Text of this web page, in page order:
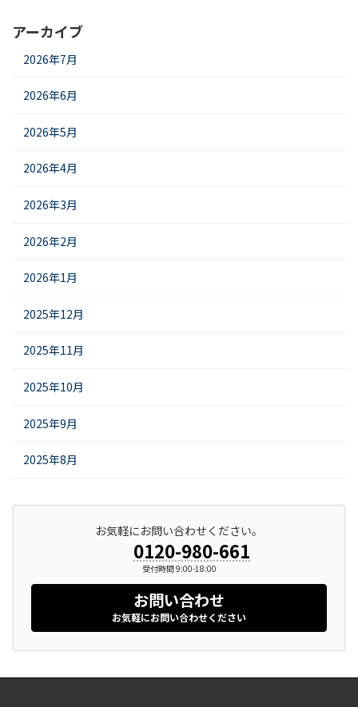
アーカイブ
2026年7月
2026年6月
2026年5月
2026年4月
2026年3月
2026年2月
2026年1月
2025年12月
2025年11月
2025年10月
2025年9月
2025年8月
お気軽にお問い合わせください。
0120-980-661
受付時間 9:00-18:00
お問い合わせ
お気軽にお問い合わせください